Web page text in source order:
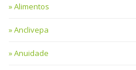
Alimentos
Anclivepa
Anuidade